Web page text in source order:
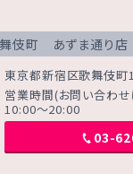
伎町 あずま通り店
東京都新宿区歌舞伎
営業時間(お問い合わせ
10:00～20:00
03-